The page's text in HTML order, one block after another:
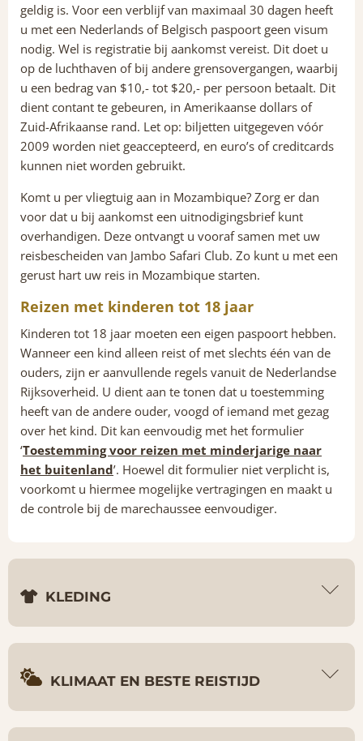
geldig is. Voor een verblijf van maximaal 30 dagen heeft
u met een Nederlands of Belgisch paspoort geen visum
nodig. Wel is registratie bij aankomst vereist. Dit doet u
op de luchthaven of bij andere grensovergangen, waarbij
u een bedrag van $10,- tot $20,- per persoon betaalt. Dit
dient contant te gebeuren, in Amerikaanse dollars of
Zuid-Afrikaanse rand. Let op: biljetten uitgegeven vóór
2009 worden niet geaccepteerd, en euro’s of creditcards
kunnen niet worden gebruikt.
Komt u per vliegtuig aan in Mozambique? Zorg er dan
voor dat u bij aankomst een uitnodigingsbrief kunt
overhandigen. Deze ontvangt u vooraf samen met uw
reisbescheiden van Jambo Safari Club. Zo kunt u met een
gerust hart uw reis in Mozambique starten.
Reizen met kinderen tot 18 jaar
Kinderen tot 18 jaar moeten een eigen paspoort hebben.
Wanneer een kind alleen reist of met slechts één van de
ouders, zijn er aanvullende regels vanuit de Nederlandse
Rijksoverheid. U dient aan te tonen dat u toestemming
heeft van de andere ouder, voogd of iemand met gezag
over het kind. Dit kan eenvoudig met het formulier
‘Toestemming voor reizen met minderjarige naar
het buitenland’. Hoewel dit formulier niet verplicht is,
voorkomt u hiermee mogelijke vertragingen en maakt u
de controle bij de marechaussee eenvoudiger.
KLEDING
KLIMAAT EN BESTE REISTIJD